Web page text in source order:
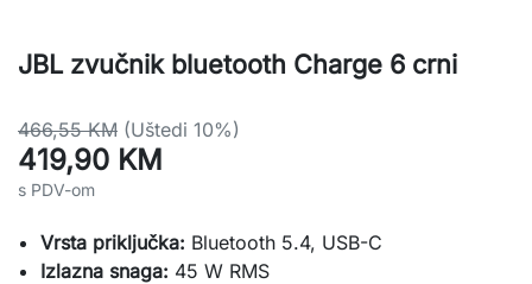
JBL zvučnik bluetooth Charge 6 crni
466,55 KM (Uštedi 10%)
419,90 KM
s PDV-om
Vrsta priključka: Bluetooth 5.4, USB-C
Izlazna snaga: 45 W RMS